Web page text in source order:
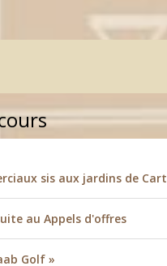
sis aux jardins de
au Appels d'offres
Golf »